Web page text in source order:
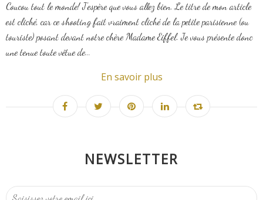
Coucou tout le monde! J'espère que vous allez bien. Le titre de mon article
est cliché, car ce shooting fait vraiment cliché de la petite parisienne (ou
touriste) posant devant notre chère Madame Eiffel. Je vous présente donc
une tenue toute vêtue de...
En savoir plus
NEWSLETTER